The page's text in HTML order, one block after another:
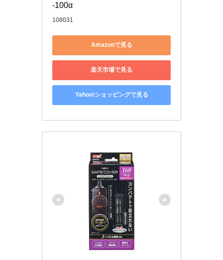
-100α
108031
Amazonで見る
楽天市場で見る
Yahoo!ショッピングで見る